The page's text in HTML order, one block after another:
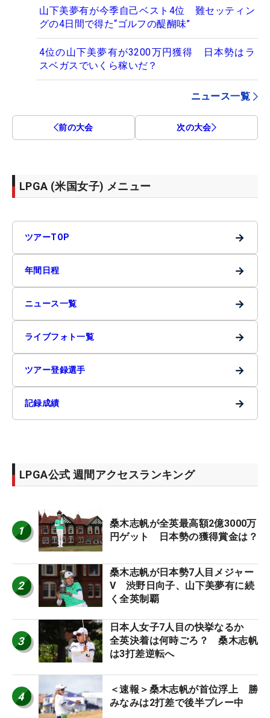
山下美夢有が今季自己ベスト4位 難セッティン
グの4日間で得た“ゴルフの醍醐味”
4位の山下美夢有が3200万円獲得 日本勢はラ
スベガスでいくら稼いだ？
ニュース一覧
前の大会 次の大会
LPGA (米国女子) メニュー
ツアーTOP →
年間日程 →
ニュース一覧 →
ライブフォト一覧 →
ツアー登録選手 →
記録成績 →
LPGA公式 週間アクセスランキング
1
桑木志帆が全英最高額2億3000万
円ゲット 日本勢の獲得賞金は？
2
桑木志帆が日本勢7人目メジャー
V 渋野日向子、山下美夢有に続
く全英制覇
3
日本人女子7人目の快挙なるか
全英決着は何時ごろ？ 桑木志帆
は3打差逆転へ
4
＜速報＞桑木志帆が首位浮上 勝
みなみは2打差で後半プレー中